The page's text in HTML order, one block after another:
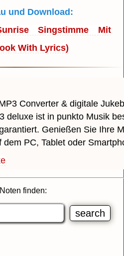
und Download:
Singstimme Mit
With Lyrics)
Converter & digitale
deluxe ist in punkto Musik
Genießen Sie Ihre
dem PC, Tablet oder
finden: